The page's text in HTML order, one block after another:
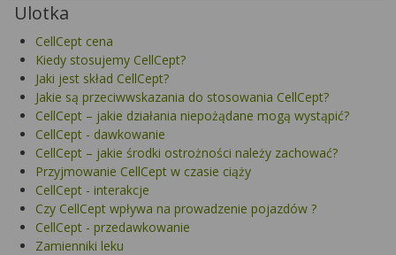
Ulotka
CellCept cena
Kiedy stosujemy CellCept?
Jaki jest skład CellCept?
Jakie są przeciwwskazania do stosowania CellCept?
CellCept – jakie działania niepożądane mogą wystąpić?
CellCept - dawkowanie
CellCept – jakie środki ostrożności należy zachować?
Przyjmowanie CellCept w czasie ciąży
CellCept - interakcje
Czy CellCept wpływa na prowadzenie pojazdów ?
CellCept - przedawkowanie
Zamienniki leku